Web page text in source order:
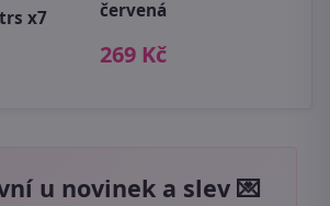
x7
červená
269 Kč
u novinek a slev 💌